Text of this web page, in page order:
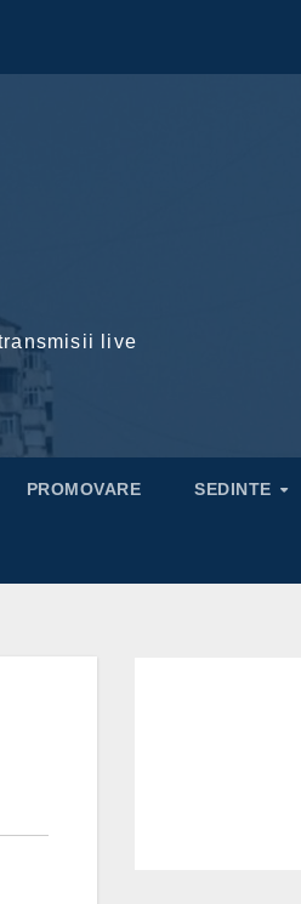
live
PROMOVARE SEDINTE